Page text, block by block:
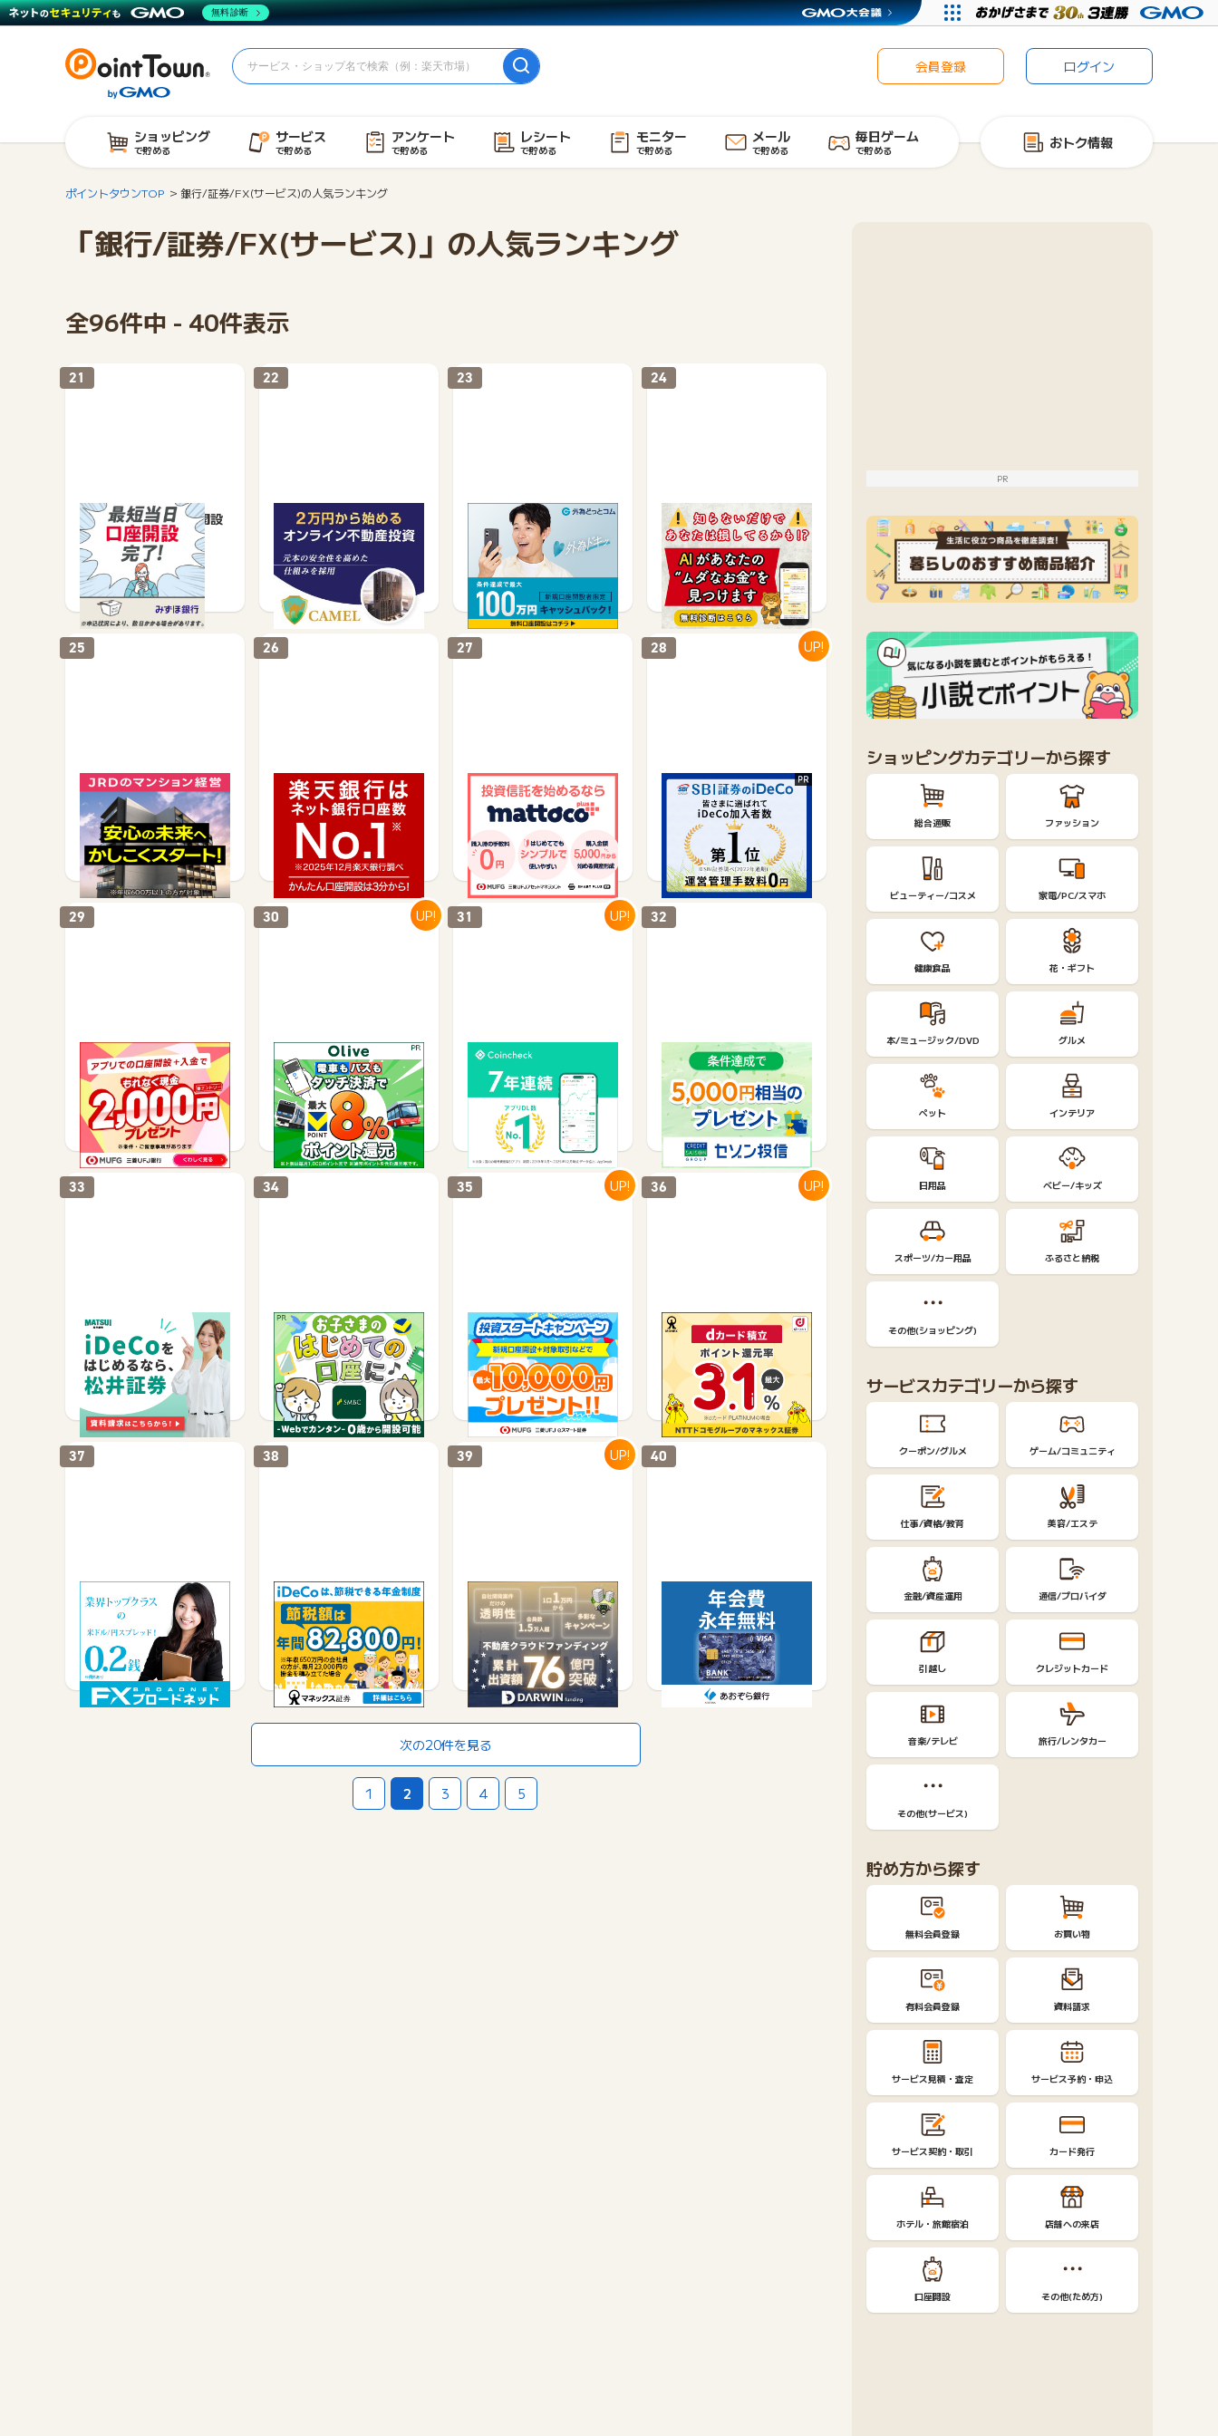
会員登録 ログイン
ショッピング
で貯める
サービス
で貯める
アンケート
で貯める
レシート
で貯める
モニター
で貯める
メール
で貯める
毎日ゲーム
で貯める おトク情報
ポイントタウンTOP 銀行/証券/FX(サービス)の人気ランキング
「銀行/証券/FX(サービス)」の人気ランキング
全96件中 - 40件表示
みずほ銀行 新規口座開設
口座開設で
3,000
21
【最短10日でポイントGE
T】不動産投資CAMEL
（キャメル）「20万円
投…
その他(ため方)で
12,000
22
外為どっとコム【新規10
万通貨取引】
口座開設で
3,500
23
まねぽん
無料会員登録で
3,100
24
JRDのマンション経営
（アンケート回答）
その他(ため方)で
1,500
25
楽天銀行口座開設
口座開設で
1,500
26
mattoco＋（マットコプ
ラス）
850
27
【SBI証券】確定拠出年金
(iDeCo) 新規開設
サービス予約・申込で
4,347 7,000
28 UP!
【PR】【三菱ＵＦＪ銀
行】普通預金口座開設
口座開設で
4,000
29
※合計最大52,400円相当※
【SMBC】Oliveフレキシ
ブルペイ 一般
カード発行で
4,000 5,000
30 UP!
コインチェック（Coinch
eck）
口座開設で
3,043 4,500
31 UP!
【投資信託】セゾン投信
【長期投資】
口座開設で
1,830
32
松井証券「iDeCo」
サービス予約・申込で
2,000
33
【親権者さまの代理申込
専用】三井住友銀行Olive
お子さま用口座
口座開設で
4,400
34
三菱UFJ eスマート証券
（旧：auカブコム証券）
【初回取引100円以上…
口座開設で
5,250 8,500
35 UP!
マネックス証券【1取引完
了】
サービス契約・取引で
7,250 12,000
36 UP!
FXブロードネット
サービス契約・取引で
10,000
37
マネックス証券 iDeCo
口座開設で
2,000
38
DARWIN funding【50万
以上の投資】（ダーウィ
ンファンディング）
サービス契約・取引で
50,000 70,000
39 UP!
賢く使う・貯めるをこの
一枚で。あおぞらキャッ
シュカード・プラス…
口座開設で
200
40
次の20件を見る
1 2 3 4 5
PR
ショッピングカテゴリーから探す
総合通販 ファッション
ビューティー/コスメ 家電/PC/スマホ
健康食品 花・ギフト
本/ミュージック/DVD グルメ
ペット インテリア
日用品 ベビー/キッズ
スポーツ/カー用品 ふるさと納税
その他(ショッピング)
サービスカテゴリーから探す
クーポン/グルメ ゲーム/コミュニティ
仕事/資格/教育 美容/エステ
金融/資産運用 通信/プロバイダ
引越し クレジットカード
音楽/テレビ 旅行/レンタカー
その他(サービス)
貯め方から探す
無料会員登録 お買い物
有料会員登録 資料請求
サービス見積・査定 サービス予約・申込
サービス契約・取引 カード発行
ホテル・旅館宿泊 店舗への来店
口座開設 その他(ため方)
無料診断